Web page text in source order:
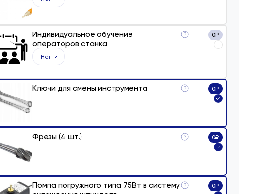
Индивидуальное обучение
операторов станка
?
Нет
0₽
Ключи для смены инструмента ? 0₽
Фрезы (4 шт.) ? 0₽
Помпа погружного типа 75Вт в систему
? 0₽